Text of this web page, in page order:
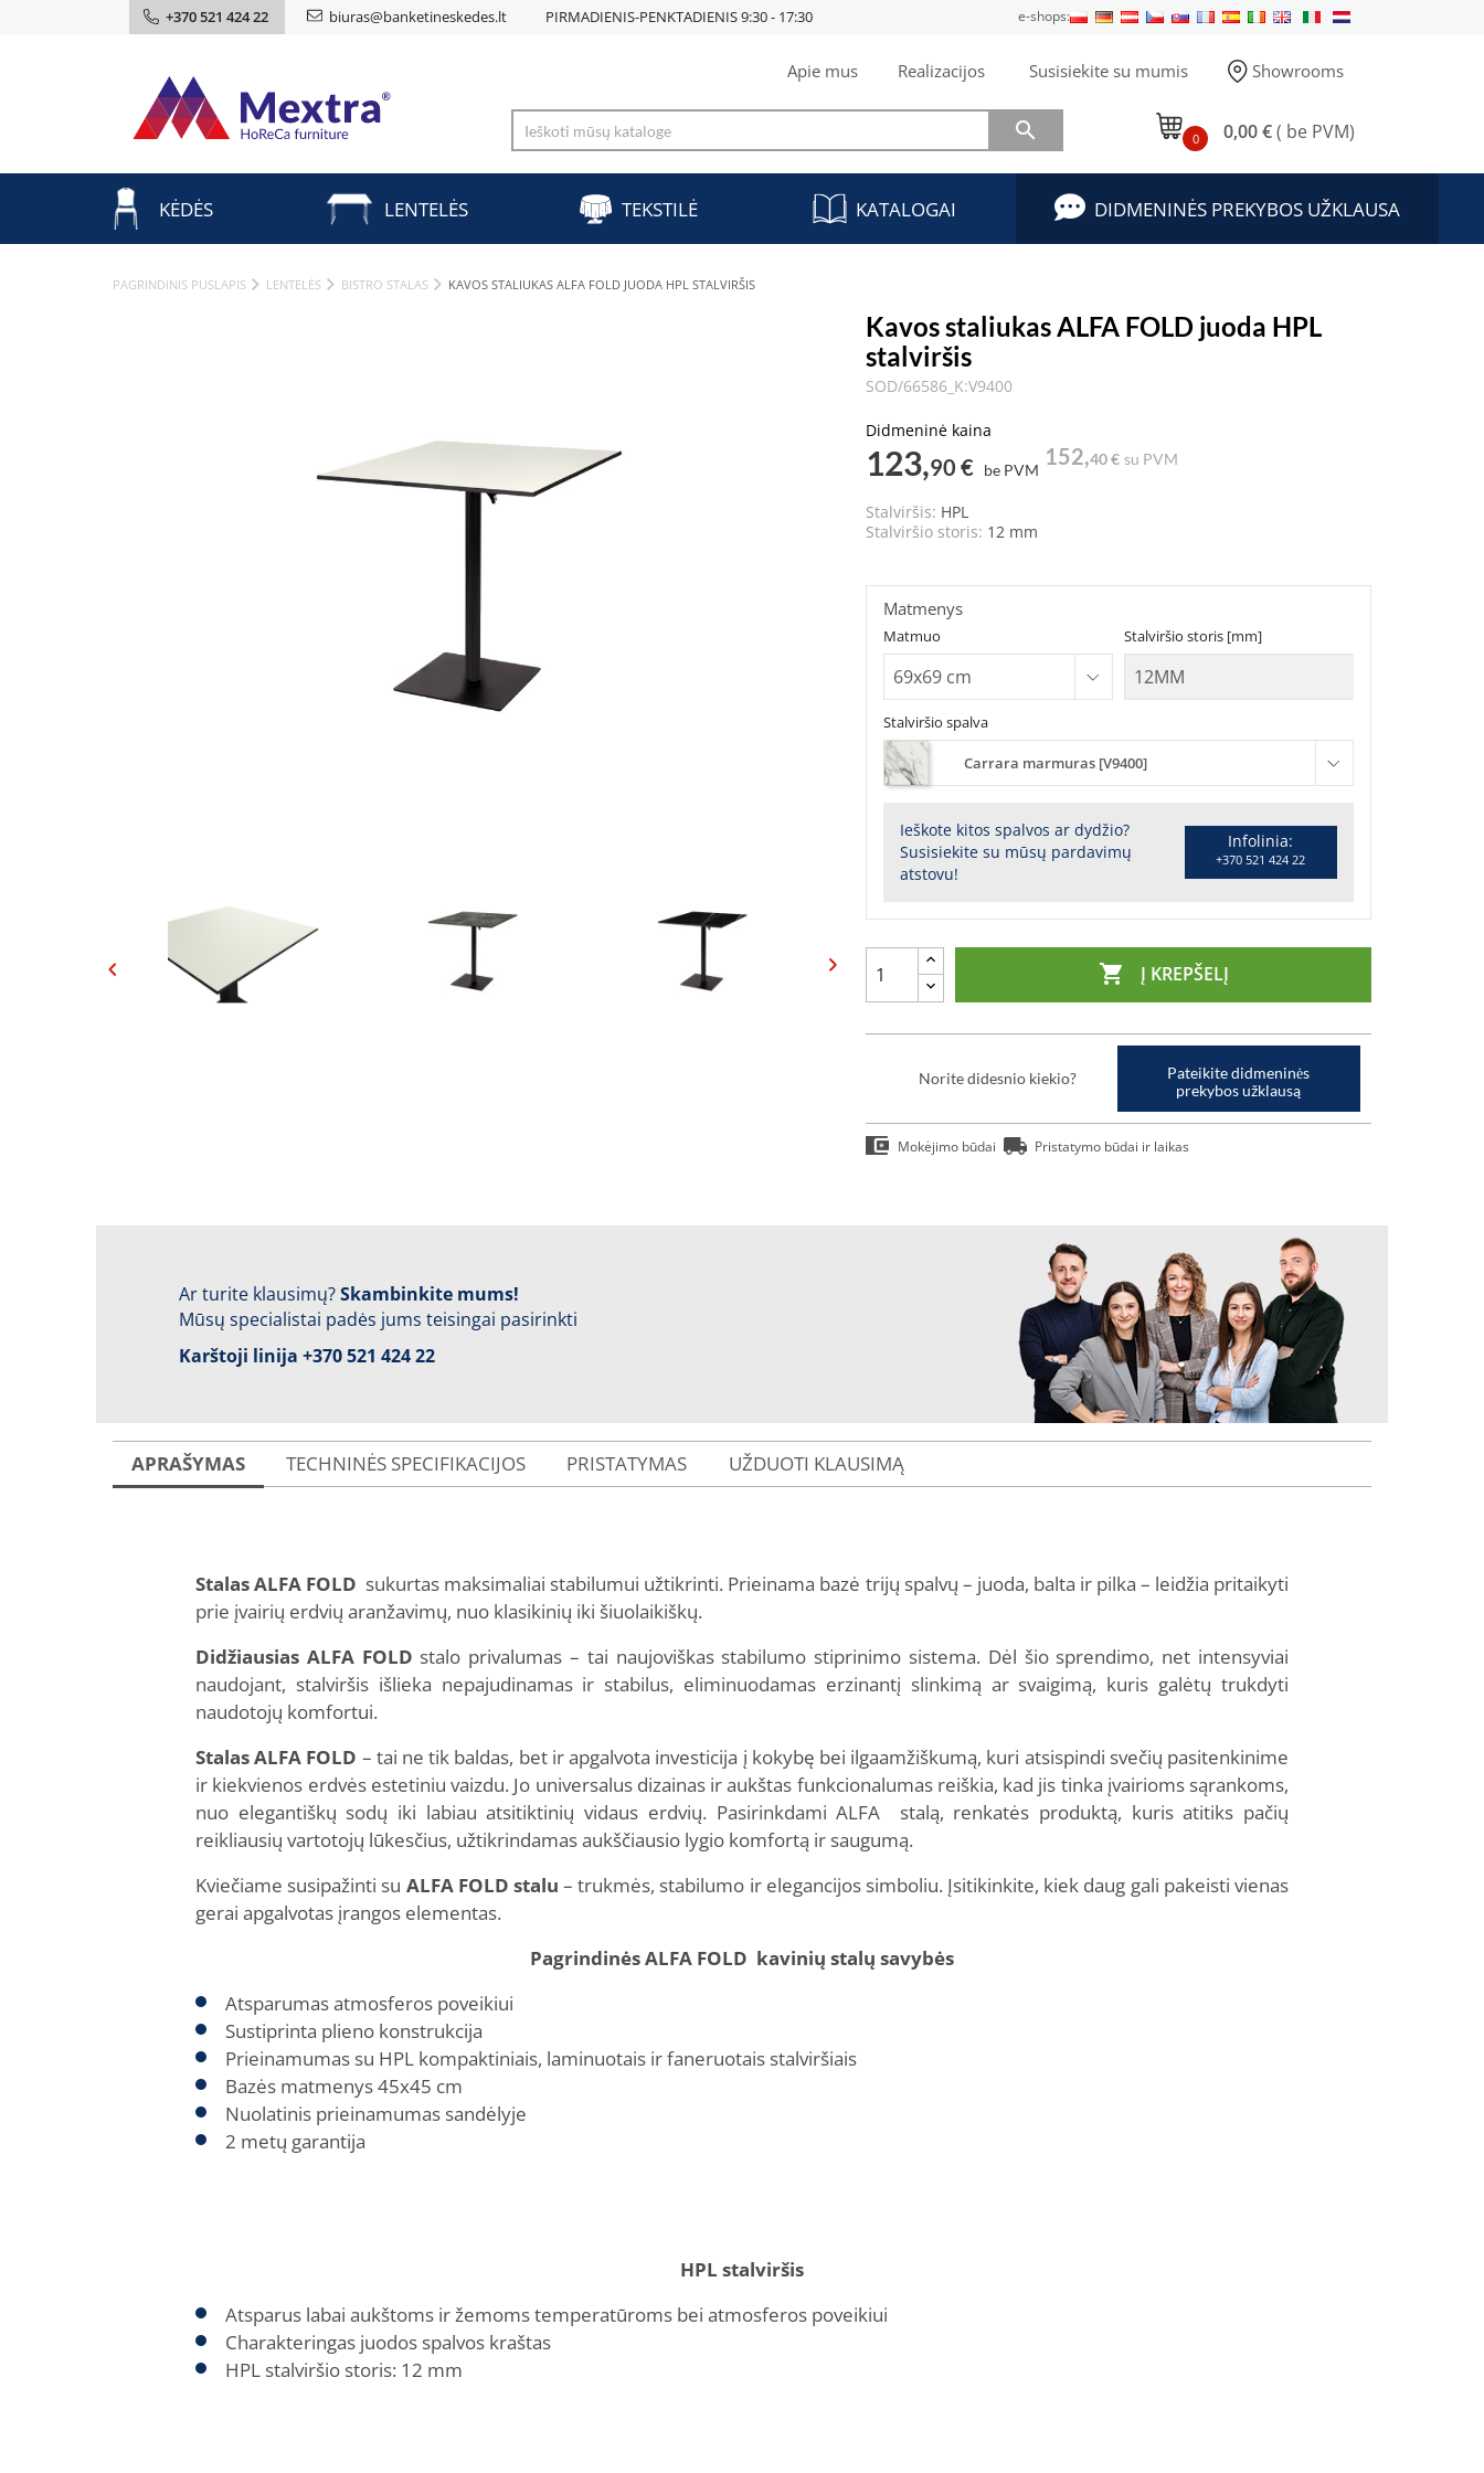
+370 521 424 22 biuras@banketineskedes.lt PIRMADIENIS-PENKTADIENIS 9:30 - 17:30 e-shops:
Apie mus Realizacijos Susisiekite su mumis Showrooms
 0 0,00 €( be PVM)
KĖDĖS LENTELĖS TEKSTILĖ KATALOGAI DIDMENINĖS PREKYBOS UŽKLAUSA
PAGRINDINIS PUSLAPIS LENTELĖS BISTRO STALAS KAVOS STALIUKAS ALFA FOLD JUODA HPL STALVIRŠIS
Kavos staliukas ALFA FOLD juoda HPL
stalviršis
SOD/66586_K:V9400
Didmeninė kaina
123,90 € be PVM
152,40 € su PVM
Stalviršis: HPL
Stalviršio storis: 12 mm
Stalviršio spalva
Carrara marmuras [V9400]
Ieškote kitos spalvos ar dydžio?
Susisiekite su mūsų pardavimų
atstovu!
Infolinia:
+370 521 424 22
Matmuo Stalviršio storis [mm]
Matmenys
 Į KREPŠELĮ
Norite didesnio kiekio?
Pateikite didmeninės
prekybos užklausą
Mokėjimo būdai Pristatymo būdai ir laikas
Ar turite klausimų?Skambinkite mums!
Mūsų specialistai padės jums teisingai pasirinkti
Karštoji linija +370 521 424 22
APRAŠYMAS TECHNINĖS SPECIFIKACIJOS PRISTATYMAS UŽDUOTI KLAUSIMĄ
Stalas ALFA FOLD sukurtas maksimaliai stabilumui užtikrinti. Prieinama bazė trijų spalvų – juoda, balta ir pilka – leidžia pritaikyti
prie įvairių erdvių aranžavimų, nuo klasikinių iki šiuolaikiškų.
Didžiausias ALFA FOLD stalo privalumas – tai naujoviškas stabilumo stiprinimo sistema. Dėl šio sprendimo, net intensyviai
naudojant, stalviršis išlieka nepajudinamas ir stabilus, eliminuodamas erzinantį slinkimą ar svaigimą, kuris galėtų trukdyti
naudotojų komfortui.
Stalas ALFA FOLD – tai ne tik baldas, bet ir apgalvota investicija į kokybę bei ilgaamžiškumą, kuri atsispindi svečių pasitenkinime
ir kiekvienos erdvės estetiniu vaizdu. Jo universalus dizainas ir aukštas funkcionalumas reiškia, kad jis tinka įvairioms sąrankoms,
nuo elegantiškų sodų iki labiau atsitiktinių vidaus erdvių. Pasirinkdami ALFA stalą, renkatės produktą, kuris atitiks pačių
reikliausių vartotojų lūkesčius, užtikrindamas aukščiausio lygio komfortą ir saugumą.
Kviečiame susipažinti su ALFA FOLD stalu – trukmės, stabilumo ir elegancijos simboliu. Įsitikinkite, kiek daug gali pakeisti vienas
gerai apgalvotas įrangos elementas.
Pagrindinės ALFA FOLD kavinių stalų savybės
Atsparumas atmosferos poveikiui
Sustiprinta plieno konstrukcija
Prieinamumas su HPL kompaktiniais, laminuotais ir faneruotais stalviršiais
Bazės matmenys 45x45 cm
Nuolatinis prieinamumas sandėlyje
2 metų garantija
HPL stalviršis
Atsparus labai aukštoms ir žemoms temperatūroms bei atmosferos poveikiui
Charakteringas juodos spalvos kraštas
HPL stalviršio storis: 12 mm